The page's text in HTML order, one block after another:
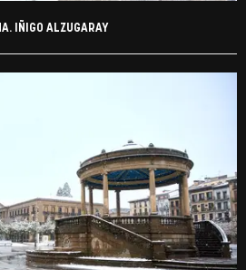
IÑIGO ALZUGARAY